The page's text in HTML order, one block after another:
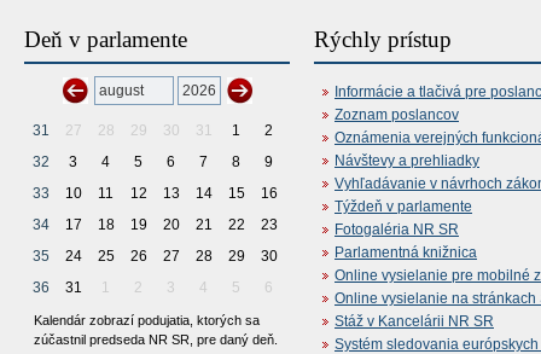
Deň v parlamente
31 27 28 29 30 31 1
2
32
3 4 5 6 7 8
9
33
10 11 12 13 14 15
16
34
17 18 19 20 21 22
23
35
24 25 26 27 28 29
30
36
31 1 2 3 4 5 6
Kalendár zobrazí podujatia, ktorých sa
zúčastnil predseda NR SR, pre daný deň.
Rýchly prístup
Informácie a tlačivá pre
Zoznam poslancov
Oznámenia verejných
Návštevy a prehliadky
Vyhľadávanie v návrhoch
Týždeň v parlamente
Fotogaléria NR SR
Parlamentná knižnica
Online vysielanie pre mobilné
Online vysielanie na stránkach
Stáž v Kancelárii NR SR
Systém sledovania